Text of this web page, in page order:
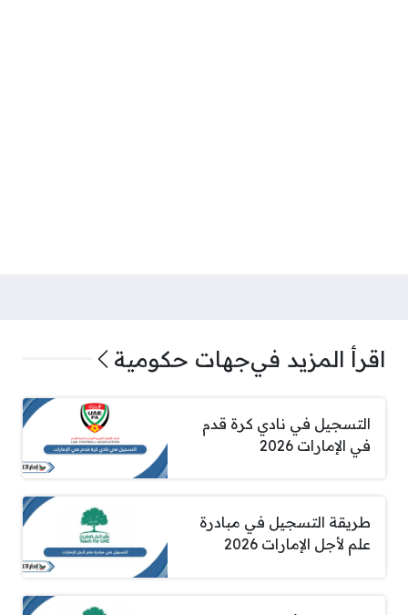
اقرأ المزيد فيجهات حكومية
التسجيل في نادي كرة قدم
في الإمارات 2026
طريقة التسجيل في مبادرة
علم لأجل الإمارات 2026